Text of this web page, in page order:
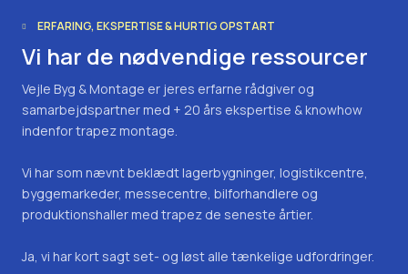
ERFARING, EKSPERTISE & HURTIG OPSTART
Vi har de nødvendige ressourcer
Vejle Byg & Montage er jeres erfarne rådgiver og
samarbejdspartner med + 20 års ekspertise & knowhow
indenfor trapez montage.
Vi har som nævnt beklædt lagerbygninger, logistikcentre,
byggemarkeder, messecentre, bilforhandlere og
produktionshaller med trapez de seneste årtier.
Ja, vi har kort sagt set- og løst alle tænkelige udfordringer.